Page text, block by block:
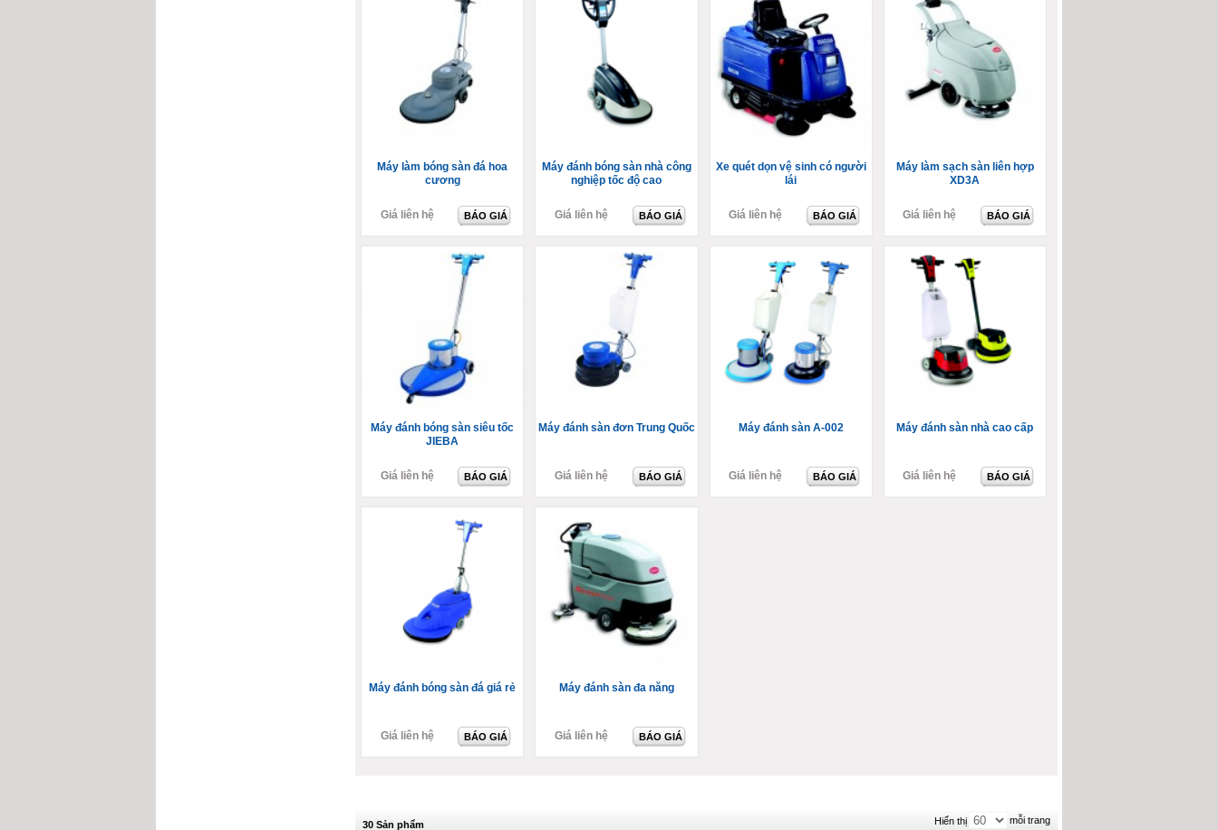
Máy làm bóng sàn đá hoa
cương
Giá liên hệ BÁO GIÁ
Máy đánh bóng sàn nhà công
nghiệp tốc độ cao
Giá liên hệ BÁO GIÁ
Xe quét dọn vệ sinh có người
lái
Giá liên hệ BÁO GIÁ
Máy làm sạch sàn liên hợp
XD3A
Giá liên hệ BÁO GIÁ
Máy đánh bóng sàn siêu tốc
JIEBA
Giá liên hệ BÁO GIÁ
Máy đánh sàn đơn Trung Quốc
Giá liên hệ BÁO GIÁ
Máy đánh sàn A-002
Giá liên hệ BÁO GIÁ
Máy đánh sàn nhà cao cấp
Giá liên hệ BÁO GIÁ
Máy đánh bóng sàn đá giá rẻ
Giá liên hệ BÁO GIÁ
Máy đánh sàn đa năng
Giá liên hệ BÁO GIÁ
30 Sản phẩm Hiển thị mỗi trang